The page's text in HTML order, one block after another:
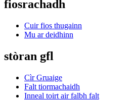
fiosrachadh
Cuir fios thugainn
Mu ar deidhinn
stòran gfl
Cìr Gruaige
Falt tiormachaidh
Inneal toirt air falbh falt